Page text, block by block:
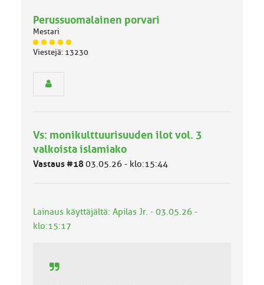
Perussuomalainen porvari
Mestari
J
ä
m
ä
u
a
:
Viestejä: 13230
Vs: monikulttuurisuuden ilot vol. 3
valkoista islamiako
Vastaus #1803.05.26 - klo:15:44
Lainaus käyttäjältä: Apilas Jr. - 03.05.26 -
klo:15:17